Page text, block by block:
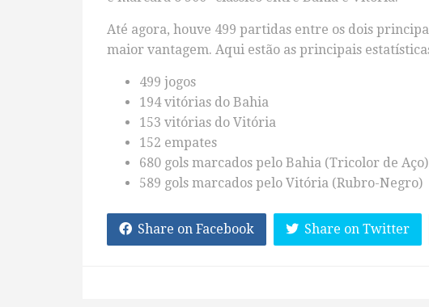
Até agora, houve 499 partidas entre os dois
maior vantagem. Aqui estão as principais
499 jogos
194 vitórias do Bahia
153 vitórias do Vitória
152 empates
680 gols marcados pelo Bahia (Tricolor de Aço)
589 gols marcados pelo Vitória (Rubro-Negro)
Share on Facebook Share on Twitter